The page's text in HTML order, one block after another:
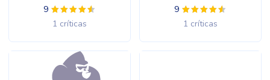
9
1 críticas
9
1 críticas